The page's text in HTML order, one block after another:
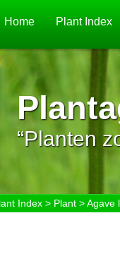
Home Plant Index
“Planten
Index> Plant> Agave